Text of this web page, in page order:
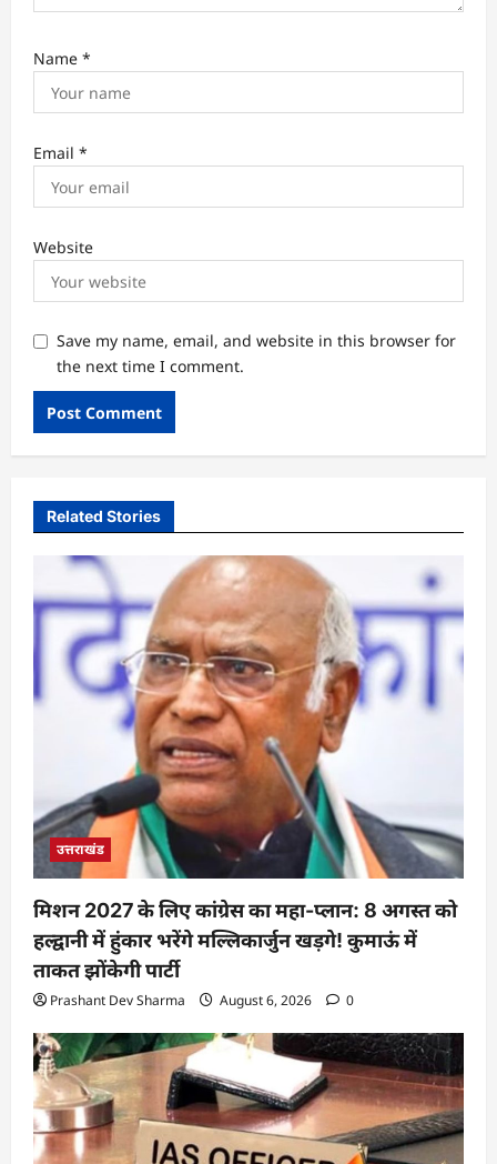
Name *
Email *
Website
Save my name, email, and website in this browser for
the next time I comment.
Related Stories
उत्तराखंड
मिशन 2027 के लिए कांग्रेस का महा-प्लान: 8 अगस्त को
हल्द्वानी में हुंकार भरेंगे मल्लिकार्जुन खड़गे! कुमाऊं में
ताकत झोंकेगी पार्टी
Prashant Dev Sharma August 6, 2026 0